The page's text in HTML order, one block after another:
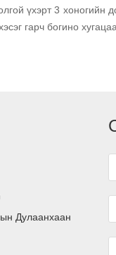
үхэрт 3 хоногийн
гарч богино
Дулаанхаан